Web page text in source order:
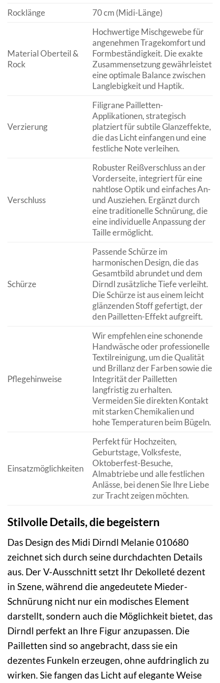
Rocklänge 70 cm (Midi-Länge)
Material Oberteil &
Rock
Hochwertige Mischgewebe für
angenehmen Tragekomfort und
Formbeständigkeit. Die exakte
Zusammensetzung gewährleistet
eine optimale Balance zwischen
Langlebigkeit und Haptik.
Verzierung
Filigrane Pailletten-
Applikationen, strategisch
platziert für subtile Glanzeffekte,
die das Licht einfangen und eine
festliche Note verleihen.
Verschluss
Robuster Reißverschluss an der
Vorderseite, integriert für eine
nahtlose Optik und einfaches An-
und Ausziehen. Ergänzt durch
eine traditionelle Schnürung, die
eine individuelle Anpassung der
Taille ermöglicht.
Schürze
Passende Schürze im
harmonischen Design, die das
Gesamtbild abrundet und dem
Dirndl zusätzliche Tiefe verleiht.
Die Schürze ist aus einem leicht
glänzenden Stoff gefertigt, der
den Pailletten-Effekt aufgreift.
Pflegehinweise
Wir empfehlen eine schonende
Handwäsche oder professionelle
Textilreinigung, um die Qualität
und Brillanz der Farben sowie die
Integrität der Pailletten
langfristig zu erhalten.
Vermeiden Sie direkten Kontakt
mit starken Chemikalien und
hohe Temperaturen beim Bügeln.
Einsatzmöglichkeiten
Perfekt für Hochzeiten,
Geburtstage, Volksfeste,
Oktoberfest-Besuche,
Almabtriebe und alle festlichen
Anlässe, bei denen Sie Ihre Liebe
zur Tracht zeigen möchten.
Stilvolle Details, die begeistern
Das Design des Midi Dirndl Melanie 010680
zeichnet sich durch seine durchdachten Details
aus. Der V-Ausschnitt setzt Ihr Dekolleté dezent
in Szene, während die angedeutete Mieder-
Schnürung nicht nur ein modisches Element
darstellt, sondern auch die Möglichkeit bietet, das
Dirndl perfekt an Ihre Figur anzupassen. Die
Pailletten sind so angebracht, dass sie ein
dezentes Funkeln erzeugen, ohne aufdringlich zu
wirken. Sie fangen das Licht auf elegante Weise